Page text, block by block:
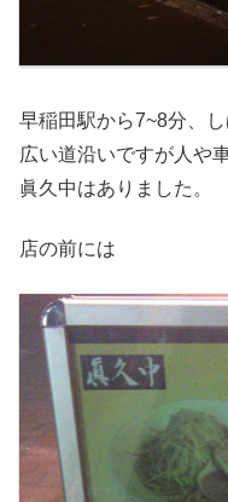
早稲田駅から7~8分、
広い道沿いですが人や
眞久中はありました。
店の前には